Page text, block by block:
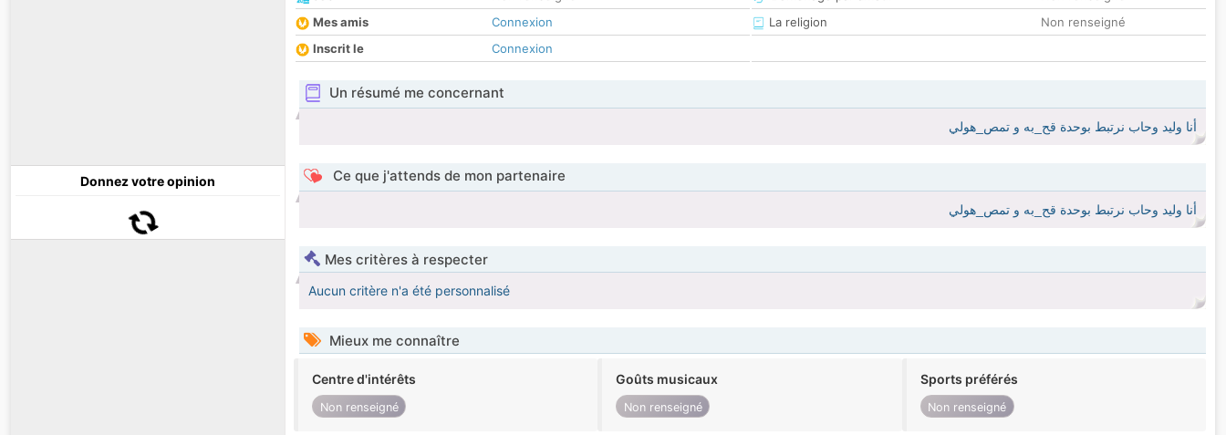
Donnez votre opinion
Mes amis
Connexion
Inscrit le
Connexion
La religion
Non renseigné
Un résumé me concernant
أنا وليد وحاب نرتبط بوحدة قح_به و تمص_هولي
Ce que j'attends de mon partenaire
أنا وليد وحاب نرتبط بوحدة قح_به و تمص_هولي
Mes critères à respecter
Aucun critère n'a été personnalisé
Mieux me connaître
Centre d'intérêts
Non renseigné
Goûts musicaux
Non renseigné
Sports préférés
Non renseigné